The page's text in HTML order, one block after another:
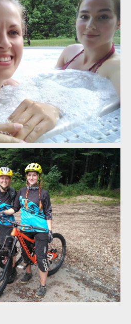
allmountain a enduro kola Kross
allmountain a enduro kola Kross
allmountain a enduro kola Kross